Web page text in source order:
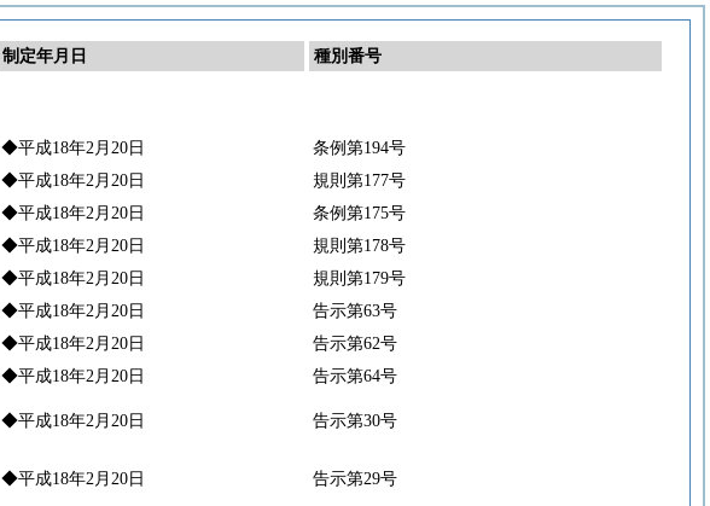
制定年月日
種別番号
◆平成18年2月20日
条例第194号
◆平成18年2月20日
規則第177号
◆平成18年2月20日
条例第175号
◆平成18年2月20日
規則第178号
◆平成18年2月20日
規則第179号
◆平成18年2月20日
告示第63号
◆平成18年2月20日
告示第62号
◆平成18年2月20日
告示第64号
◆平成18年2月20日 告示第30号
◆平成18年2月20日 告示第29号